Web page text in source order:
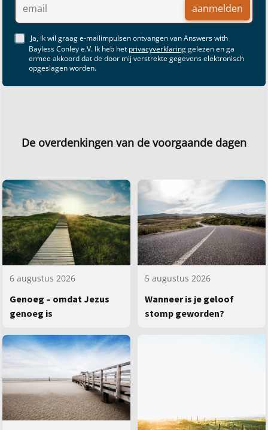
aanmelden
Ja, ik wil graag e-mailimpulsen ontvangen van Answers with
Bayless Conley e.V. Ik heb het privacyverklaringgelezen en ga
ermee akkoord dat de door mij verstrekte gegevens elektronisch
opgeslagen worden.
De overdenkingen van de voorgaande dagen
6 augustus 2026
Genoeg – omdat Jezus
genoeg is
5 augustus 2026
Wanneer is je geloof
stomp geworden?